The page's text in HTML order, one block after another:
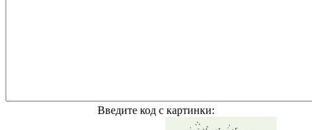
Введите код с картинки: